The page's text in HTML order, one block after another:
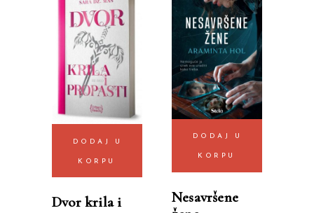
DODAJ U
KORPU
Dvor krila i
DODAJ U
KORPU
Nesavršene